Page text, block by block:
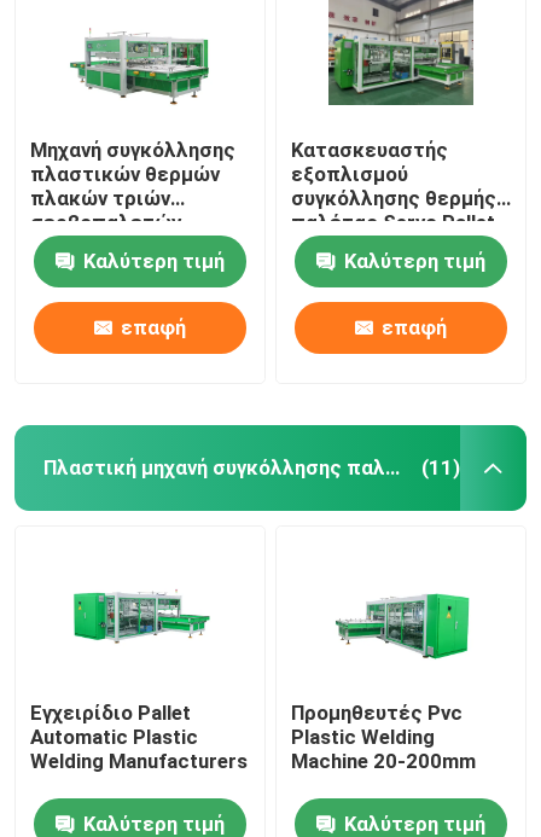
Μηχανή συγκόλλησης
πλαστικών θερμών
πλακών τριών
σερβοπαλετών
Καλύτερη τιμή
επαφή
Κατασκευαστής
εξοπλισμού
συγκόλλησης θερμής
παλέτας Servo Pallet
Καλύτερη τιμή
επαφή
Πλαστική μηχανή συγκόλλησης παλετών (11)
Εγχειρίδιο Pallet
Automatic Plastic
Welding Manufacturers
Καλύτερη τιμή
Προμηθευτές Pvc
Plastic Welding
Machine 20-200mm
Καλύτερη τιμή